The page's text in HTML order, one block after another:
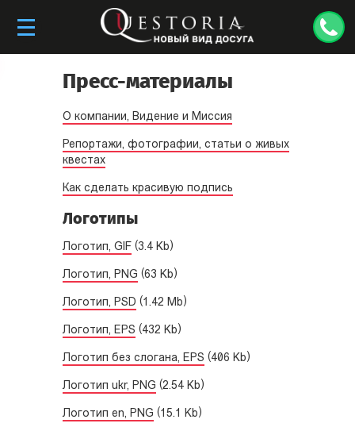
Пресс-материалы
О компании, Видение и Миссия
Репортажи, фотографии, статьи о живых
квестах
Как сделать красивую подпись
Логотипы
Логотип, GIF (3.4 Kb)
Логотип, PNG (63 Kb)
Логотип, PSD (1.42 Mb)
Логотип, EPS (432 Kb)
Логотип без слогана, EPS (406 Kb)
Логотип ukr, PNG (2.54 Kb)
Логотип en, PNG (15.1 Kb)